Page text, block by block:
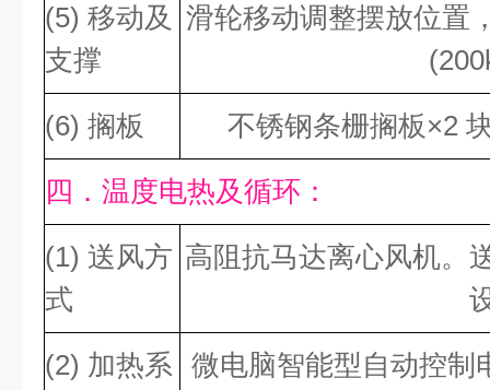
(5) 移动及
支撑
滑轮移动调整摆放位置
(6) 搁板
不锈钢条栅搁板×2
四．温度电热及循环：
(1) 送风方
式
高阻抗马达离心风机。
(2) 加热系 微电脑智能型自动控制